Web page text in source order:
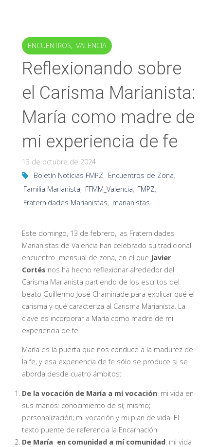
ENCUENTROS, VALENCIA
Reflexionando sobre
el Carisma Marianista:
María como madre de
mi experiencia de fe
13 de octubre de 2024
Boletín Notícias FMPZ, Encuentros de Zona,
Familia Marianista, FFMM_Valencia, FMPZ,
Fraternidades Marianistas, marianistas
Este domingo, 13 de febrero, las Fraternidades
Marianistas de Valencia han celebrado su tradicional
encuentro mensual de zona, en el que Javier
Cortés nos ha hecho reflexionar alrededor del
Carisma Marianista partiendo de los escritos del
beato Guillermo José Chaminade para explicar qué el
carisma y qué caracteriza al Carisma Marianista. La
clave es incorporar a María como madre de mi
experiencia de fe.
María es la puerta que nos conduce a la madurez de
la fe, y esa experiencia de fe sólo se produce si se
aborda desde cuatro ámbitos:
De la vocación de María a mí vocación: mi vida en
sus manos: conocimiento de sí; mismo;
personalización; mi vocación y mi plan de vida. El
texto puente de referencia la Encarnación
De María en comunidad a mí comunidad: mi vida